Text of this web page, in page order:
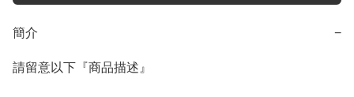
簡介 −
請留意以下『商品描述』